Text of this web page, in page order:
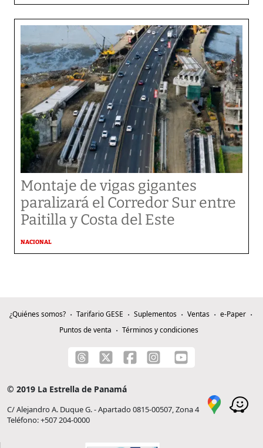
Montaje de vigas gigantes
paralizará el Corredor Sur entre
Paitilla y Costa del Este
NACIONAL
¿Quiénes somos? Tarifario GESE Suplementos Ventas
e-Paper
Puntos de venta
Términos y condiciones
© 2019 La Estrella de Panamá
C/ Alejandro A. Duque G. - Apartado 0815-00507, Zona 4
Teléfono: +507 204-0000